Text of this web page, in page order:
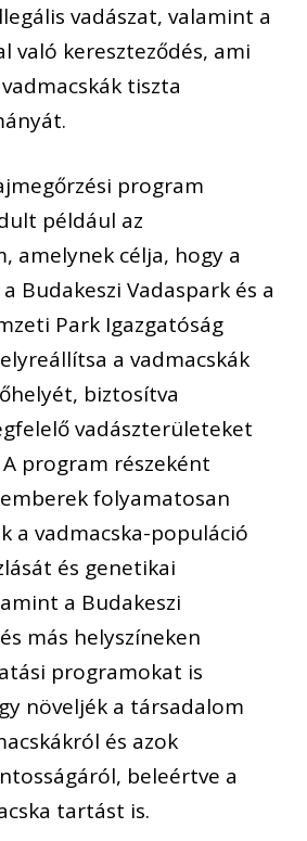
vadászat, valamint a
való kereszteződés, ami
tiszta
program
például az
amelynek célja, hogy a
Budakeszi Vadaspark és a
Park Igazgatóság
a vadmacskák
biztosítva
vadászterületeket
program részeként
folyamatosan
a vadmacska-populáció
és genetikai
a Budakeszi
más helyszíneken
programokat is
növeljék a társadalom
és azok
beleértve a
tartást is.